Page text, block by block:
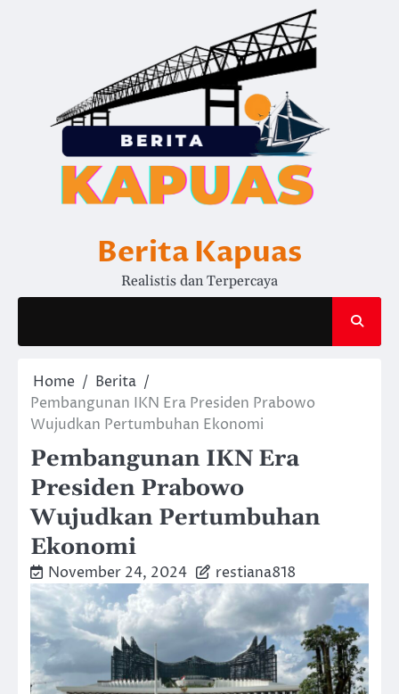
Berita Kapuas
Realistis dan Terpercaya
Home
Berita
Pembangunan IKN Era Presiden Prabowo
Wujudkan Pertumbuhan Ekonomi
Pembangunan IKN Era
Presiden Prabowo
Wujudkan Pertumbuhan
Ekonomi
November 24, 2024 restiana818